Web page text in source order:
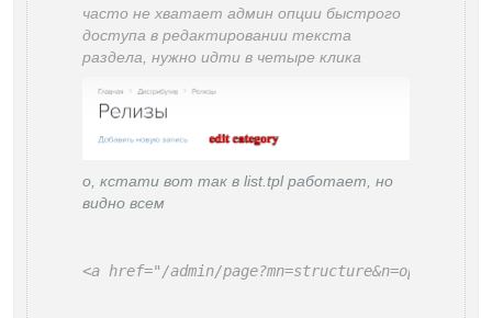
часто не хватает админ опции быстрого
доступа в редактировании текста
раздела, нужно идти в четыре клика
о, кстати вот так в list.tpl работает, но
видно всем
<a href="/admin/